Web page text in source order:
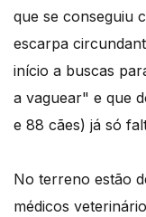
que se conseguiu
escarpa
início a buscas
a vaguear" e que
e 88 cães) já só
No terreno estão
médicos